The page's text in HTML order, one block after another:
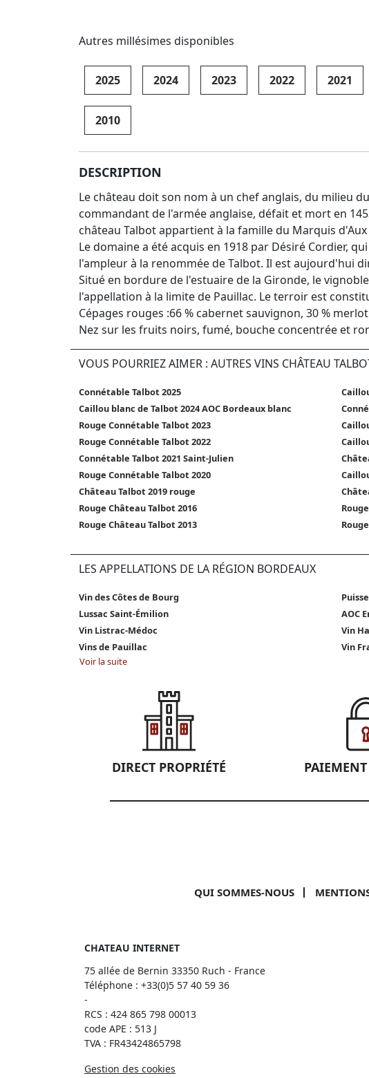
Autres millésimes disponibles
2025 2024 2023 2022 2021
2010
DESCRIPTION
Le château doit son nom à un chef anglais, du milieu
commandant de l'armée anglaise, défait et mort en
château Talbot appartient à la famille du Marquis
Le domaine a été acquis en 1918 par Désiré Cordier,
l'ampleur à la renommée de Talbot. Il est aujourd'hui
Situé en bordure de l'estuaire de la Gironde, le
l'appellation à la limite de Pauillac. Le terroir est
Cépages rouges :66 % cabernet sauvignon, 30 %
Nez sur les fruits noirs, fumé, bouche concentrée et
VOUS POURRIEZ AIMER : AUTRES VINS CHÂTEAU
Connétable Talbot 2025
Caillou blanc de Talbot 2024 AOC Bordeaux blanc
Rouge Connétable Talbot 2023
Rouge Connétable Talbot 2022
Connétable Talbot 2021 Saint-Julien
Rouge Connétable Talbot 2020
Château Talbot 2019 rouge
Rouge Château Talbot 2016
Rouge Château Talbot 2013
LES APPELLATIONS DE LA RÉGION BORDEAUX
Vin des Côtes de Bourg
Lussac Saint-Émilion
AOC
Vin Listrac-Médoc
Vin
Vins de Pauillac
Vin
Voir la suite
DIRECT PROPRIÉTÉ PAIEMENT
QUI SOMMES-NOUS
CHATEAU INTERNET
75 allée de Bernin 33350 Ruch - France
Téléphone : +33(0)5 57 40 59 36
-
RCS : 424 865 798 00013
code APE : 513 J
TVA : FR43424865798
Gestion des cookies